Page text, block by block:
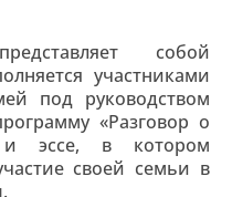
собой
участниками
под руководством
«Разговор о
и эссе, в котором
своей семьи в